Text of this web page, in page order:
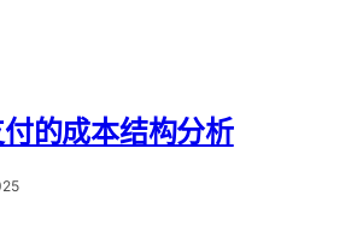
的成本结构分析